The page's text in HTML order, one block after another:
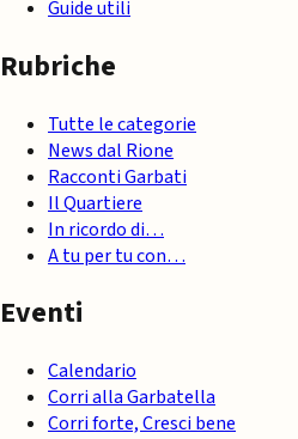
Guide utili
Rubriche
Tutte le categorie
News dal Rione
Racconti Garbati
Il Quartiere
In ricordo di…
A tu per tu con…
Eventi
Calendario
Corri alla Garbatella
Corri forte, Cresci bene